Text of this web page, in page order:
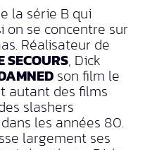
la série B qui
on se concentre sur
Réalisateur de
SECOURS, Dick
son film le
autant des films
slashers
les années 80.
largement ses